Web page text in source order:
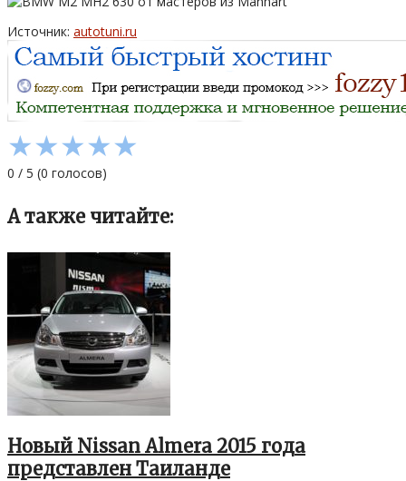
Источник: autotuni.ru
★★★★★
0 / 5 (0 голосов)
А также читайте:
Новый Nissan Almera 2015 года
представлен Таиланде